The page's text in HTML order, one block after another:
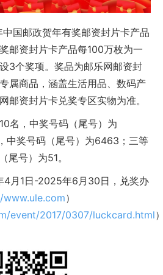
邮政贺年有奖邮资封片卡产品
邮资封片卡产品每100万枚为一
3个奖项。奖品为邮乐网邮资封
属商品，涵盖生活用品、数码产
邮资封片卡兑奖专区实物为准。
，中奖号码（尾号）为
中奖号码（尾号）为6463；三等
尾号）为51。
1日-2025年6月30日，兑奖办
）
event/2017/0307/luckcard.html